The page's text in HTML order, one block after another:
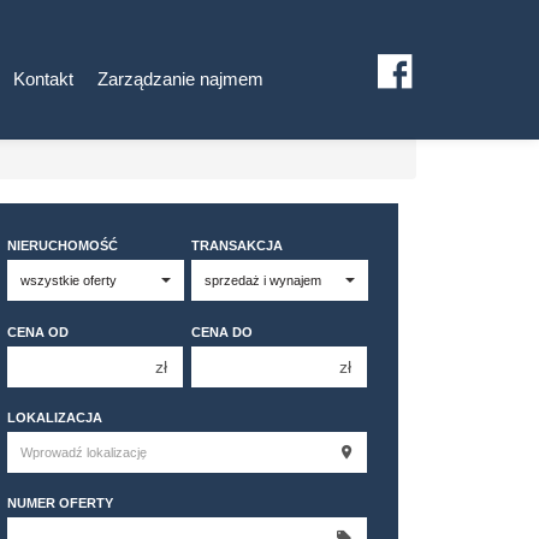
Kontakt Zarządzanie najmem
NIERUCHOMOŚĆ TRANSAKCJA
CENA OD
zł
250 000 zł
300 000 zł
CENA DO
zł
250 000 zł
LOKALIZACJA
NUMER OFERTY